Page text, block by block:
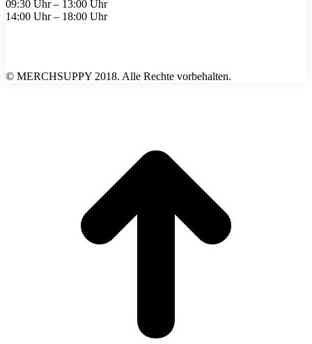
09:30 Uhr – 13:00 Uhr
14:00 Uhr – 18:00 Uhr
© MERCHSUPPY 2018. Alle Rechte vorbehalten.